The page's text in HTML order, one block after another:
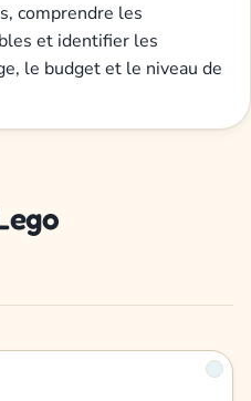
comprendre les
et identifier les
le budget et le niveau de